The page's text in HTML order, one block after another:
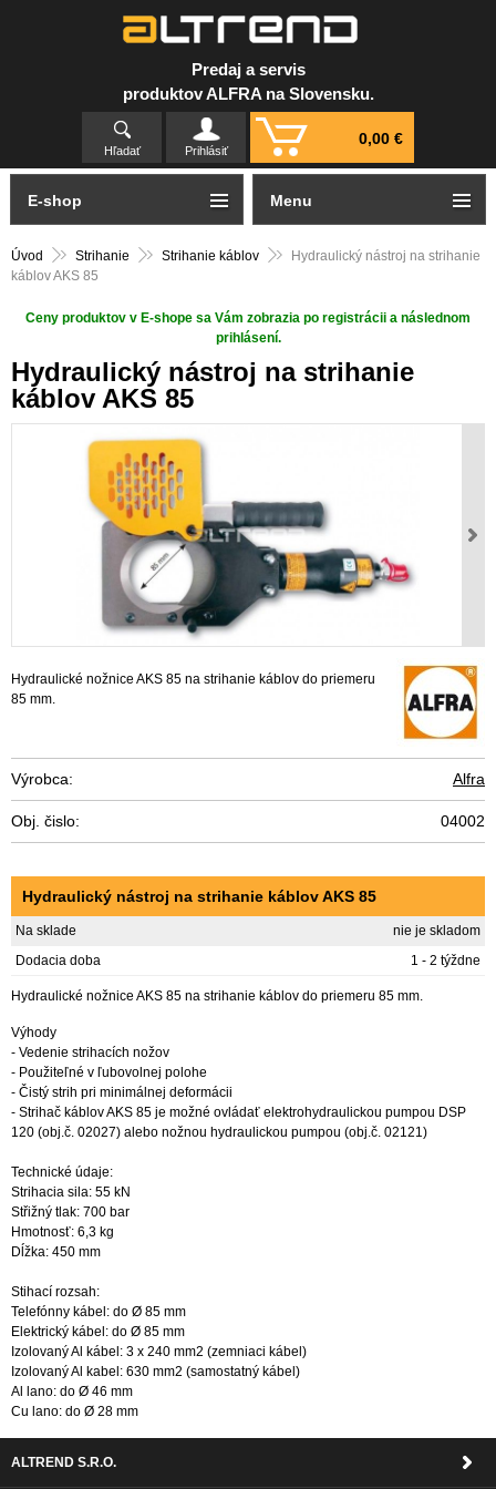
Predaj a servis
produktov ALFRA na Slovensku.
Hľadať Prihlásiť
0,00 €
Úvod Strihanie Strihanie káblov
Hydraulický nástroj na strihanie
káblov AKS 85
Ceny produktov v E-shope sa Vám zobrazia po registrácii a následnom
prihlásení.
Hydraulický nástroj na strihanie
káblov AKS 85
Hydraulické nožnice AKS 85 na strihanie káblov do priemeru
85 mm.
Výrobca: Alfra
Obj. čislo: 04002
Hydraulický nástroj na strihanie káblov AKS 85
Na sklade
nie je skladom
Dodacia doba
1 - 2 týždne
Hydraulické nožnice AKS 85 na strihanie káblov do priemeru 85 mm.
Výhody
- Vedenie strihacích nožov
- Použiteľné v ľubovolnej polohe
- Čistý strih pri minimálnej deformácii
- Strihač káblov AKS 85 je možné ovládať elektrohydraulickou pumpou DSP
120 (obj.č. 02027) alebo nožnou hydraulickou pumpou (obj.č. 02121)
Technické údaje:
Strihacia sila: 55 kN
Střižný tlak: 700 bar
Hmotnosť: 6,3 kg
Dĺžka: 450 mm
Stihací rozsah:
Telefónny kábel: do Ø 85 mm
Elektrický kábel: do Ø 85 mm
Izolovaný Al kábel: 3 x 240 mm2 (zemniaci kábel)
Izolovaný Al kabel: 630 mm2 (samostatný kábel)
Al lano: do Ø 46 mm
Cu lano: do Ø 28 mm
E-shop Menu
ALTREND S.R.O.